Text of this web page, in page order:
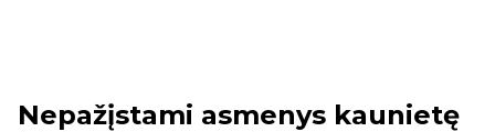
Nepažįstami asmenys kaunietę